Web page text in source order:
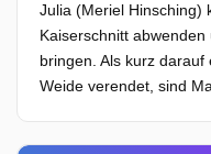
Julia (Meriel Hinsching)
Kaiserschnitt
bringen. Als kurz
Weide verendet, sind